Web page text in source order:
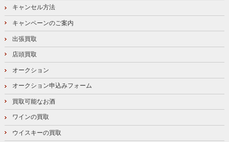
キャンセル方法
キャンペーンのご案内
出張買取
店頭買取
オークション
オークション申込みフォーム
買取可能なお酒
ワインの買取
ウイスキーの買取